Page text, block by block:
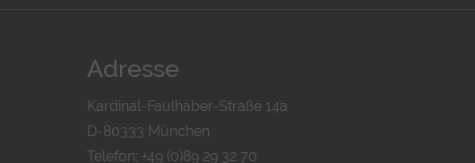
Adresse
Kardinal-Faulhaber-Straße 14a
D-80333 München
Telefon: +49 (0)89 29 32 70